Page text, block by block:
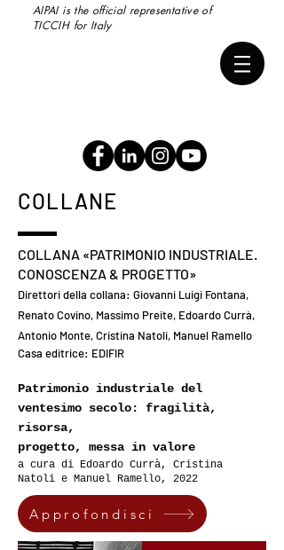
AIPAI is the official representative of
TICCIH for Italy
COLLANE
COLLANA «PATRIMONIO INDUSTRIALE.
CONOSCENZA & PROGETTO»
Direttori della collana: Giovanni Luigi Fontana,
Renato Covino, Massimo Preite, Edoardo Currà,
Antonio Monte, Cristina Natoli, Manuel Ramello
Casa editrice: EDIFIR
Patrimonio industriale del
ventesimo secolo: fragilità,
risorsa,
progetto, messa in valore
a cura di Edoardo Currà, Cristina
Natoli e Manuel Ramello, 2022
Approfondisci